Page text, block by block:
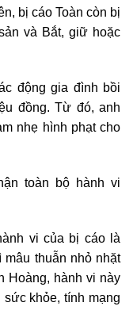
bị cáo Toàn còn bị
và Bắt, giữ hoặc
động gia đình bồi
đồng. Từ đó, anh
nhẹ hình phạt cho
toàn bộ hành vi
vi của bị cáo là
thuẫn nhỏ nhặt
Hoàng, hành vi này
khỏe, tính mạng